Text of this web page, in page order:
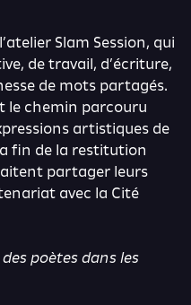
l’atelier Slam Session, qui
de travail, d’écriture,
de mots partagés.
le chemin parcouru
artistiques de
fin de la restitution
partager leurs
avec la Cité
poètesdans les